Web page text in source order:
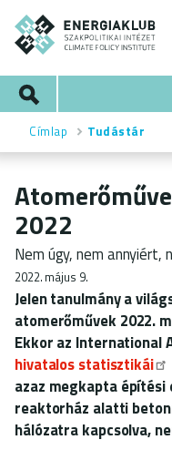
Ugrás
tartalomra
Morzsa
Címlap Tudástár
2022
Nem úgy, nem annyiért,
2022. május 9.
Jelen tanulmány a
atomerőművek 2022.
Ekkor az International
hivatalos statisztikái
azaz megkapta
reaktorház alatti
hálózatra kapcsolva,